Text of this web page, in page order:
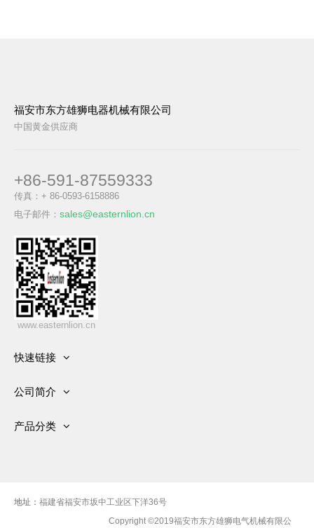
福安市东方雄狮电器机械有限公司
中国黄金供应商
+86-591-87559333
传真：+ 86-0593-6158886
电子邮件： sales@easternlion.cn
www.easternlion.cn
快速链接
关于公司
公司简介
产品分类
地址： 福建省福安市坂中工业区下洋36号
Copyright ©2019福安市东方雄狮电气机械有限公